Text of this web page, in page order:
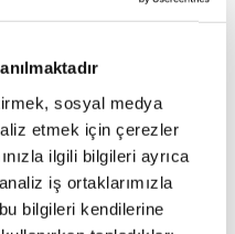
sosyal medya
etmek için çerezler
ilgili bilgileri ayrıca
iş ortaklarımızla
bilgileri kendilerine